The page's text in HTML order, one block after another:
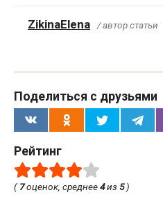
ZikinaElena / автор статьи
Поделиться с друзьями
Рейтинг
( 7оценок, среднее4из 5)